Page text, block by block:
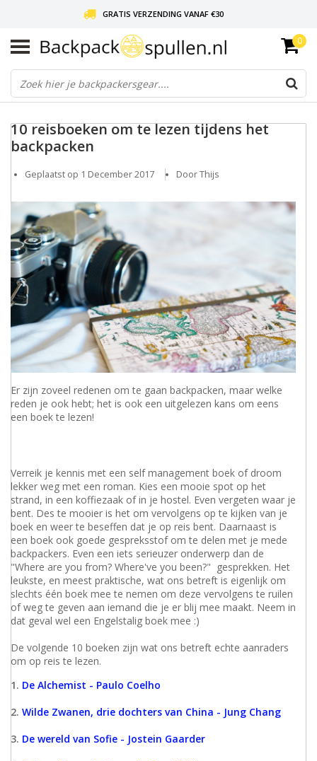
GRATIS VERZENDING VANAF €30
LIEFDE VOOR BACKPACKEN!
30 DAGEN GRATIS RETOUR
0
10 reisboeken om te lezen tijdens het
backpacken
Geplaatst op 1 December 2017 Door Thijs
Er zijn zoveel redenen om te gaan backpacken, maar welke
reden je ook hebt; het is ook een uitgelezen kans om eens
een boek te lezen!
Verreik je kennis met een self management boek of droom
lekker weg met een roman. Kies een mooie spot op het
strand, in een koffiezaak of in je hostel. Even vergeten waar je
bent. Des te mooier is het om vervolgens op te kijken van je
boek en weer te beseffen dat je op reis bent. Daarnaast is
een boek ook goede gespreksstof om te delen met je mede
backpackers. Even een iets serieuzer onderwerp dan de
"Where are you from? Where've you been?" gesprekken. Het
leukste, en meest praktische, wat ons betreft is eigenlijk om
slechts één boek mee te nemen om deze vervolgens te ruilen
of weg te geven aan iemand die je er blij mee maakt. Neem in
dat geval wel een Engelstalig boek mee :)
De volgende 10 boeken zijn wat ons betreft echte aanraders
om op reis te lezen.
1. De Alchemist - Paulo Coelho
2. Wilde Zwanen, drie dochters van China - Jung Chang
3. De wereld van Sofie - Jostein Gaarder